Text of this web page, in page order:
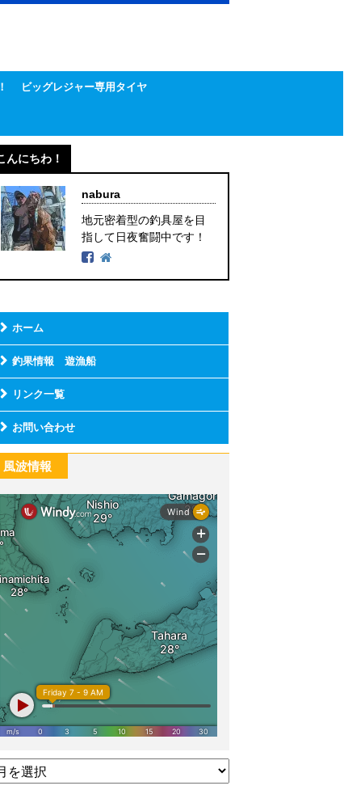
ビッグレジャー専用タイヤ
んにちわ！
nabura
地元密着型の釣具屋を目
指して日夜奮闘中です！
ホーム
釣果情報 遊漁船
リンク一覧
お問い合わせ
風波情報